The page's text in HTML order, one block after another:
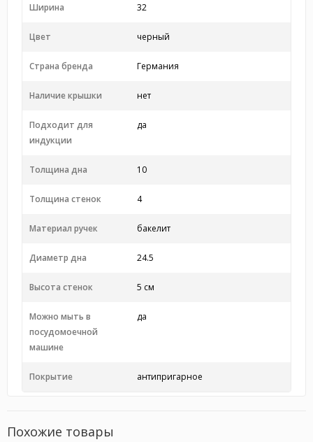
Ширина 32
Цвет черный
Страна бренда Германия
Наличие крышки нет
Подходит для
индукции
да
Толщина дна 10
Толщина стенок 4
Материал ручек бакелит
Диаметр дна 24.5
Высота стенок 5 см
Можно мыть в
посудомоечной
машине
да
Покрытие антипригарное
Похожие товары